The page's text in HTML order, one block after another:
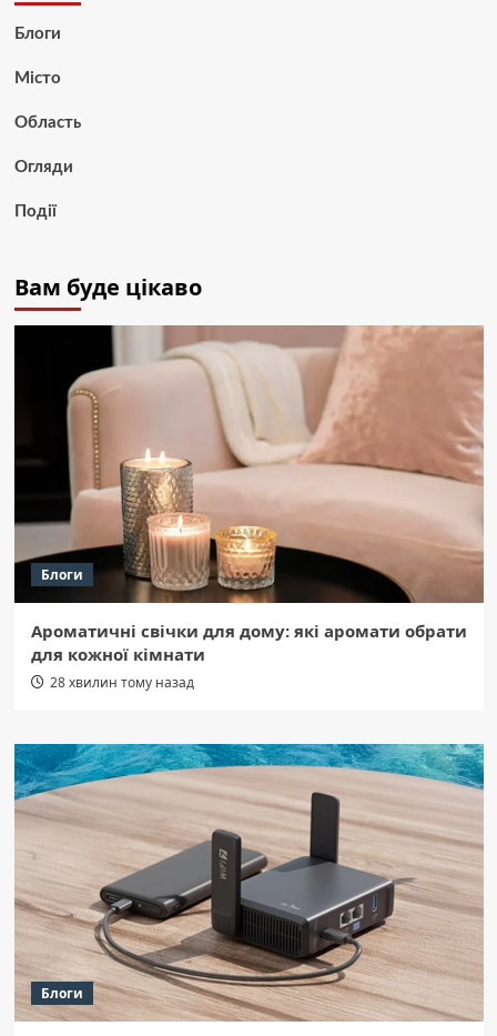
Блоги
Місто
Область
Огляди
Події
Вам буде цікаво
Блоги
Ароматичні свічки для дому: які аромати обрати
для кожної кімнати
28 хвилин тому назад
Блоги